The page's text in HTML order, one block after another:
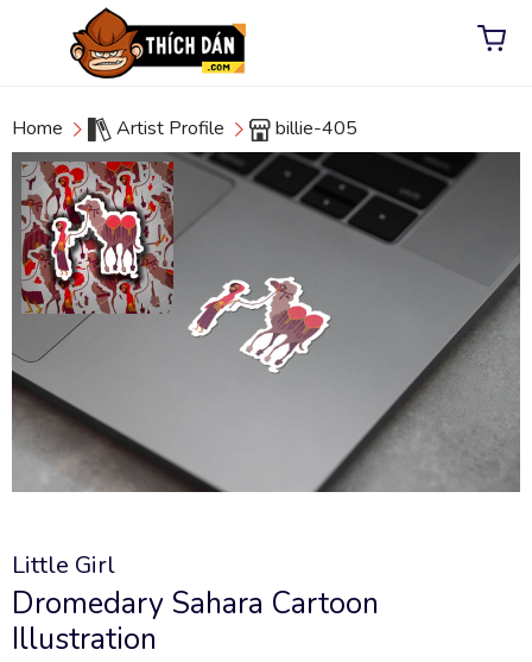
Home Artist Profile billie-405
Little Girl
Dromedary Sahara Cartoon
Illustration